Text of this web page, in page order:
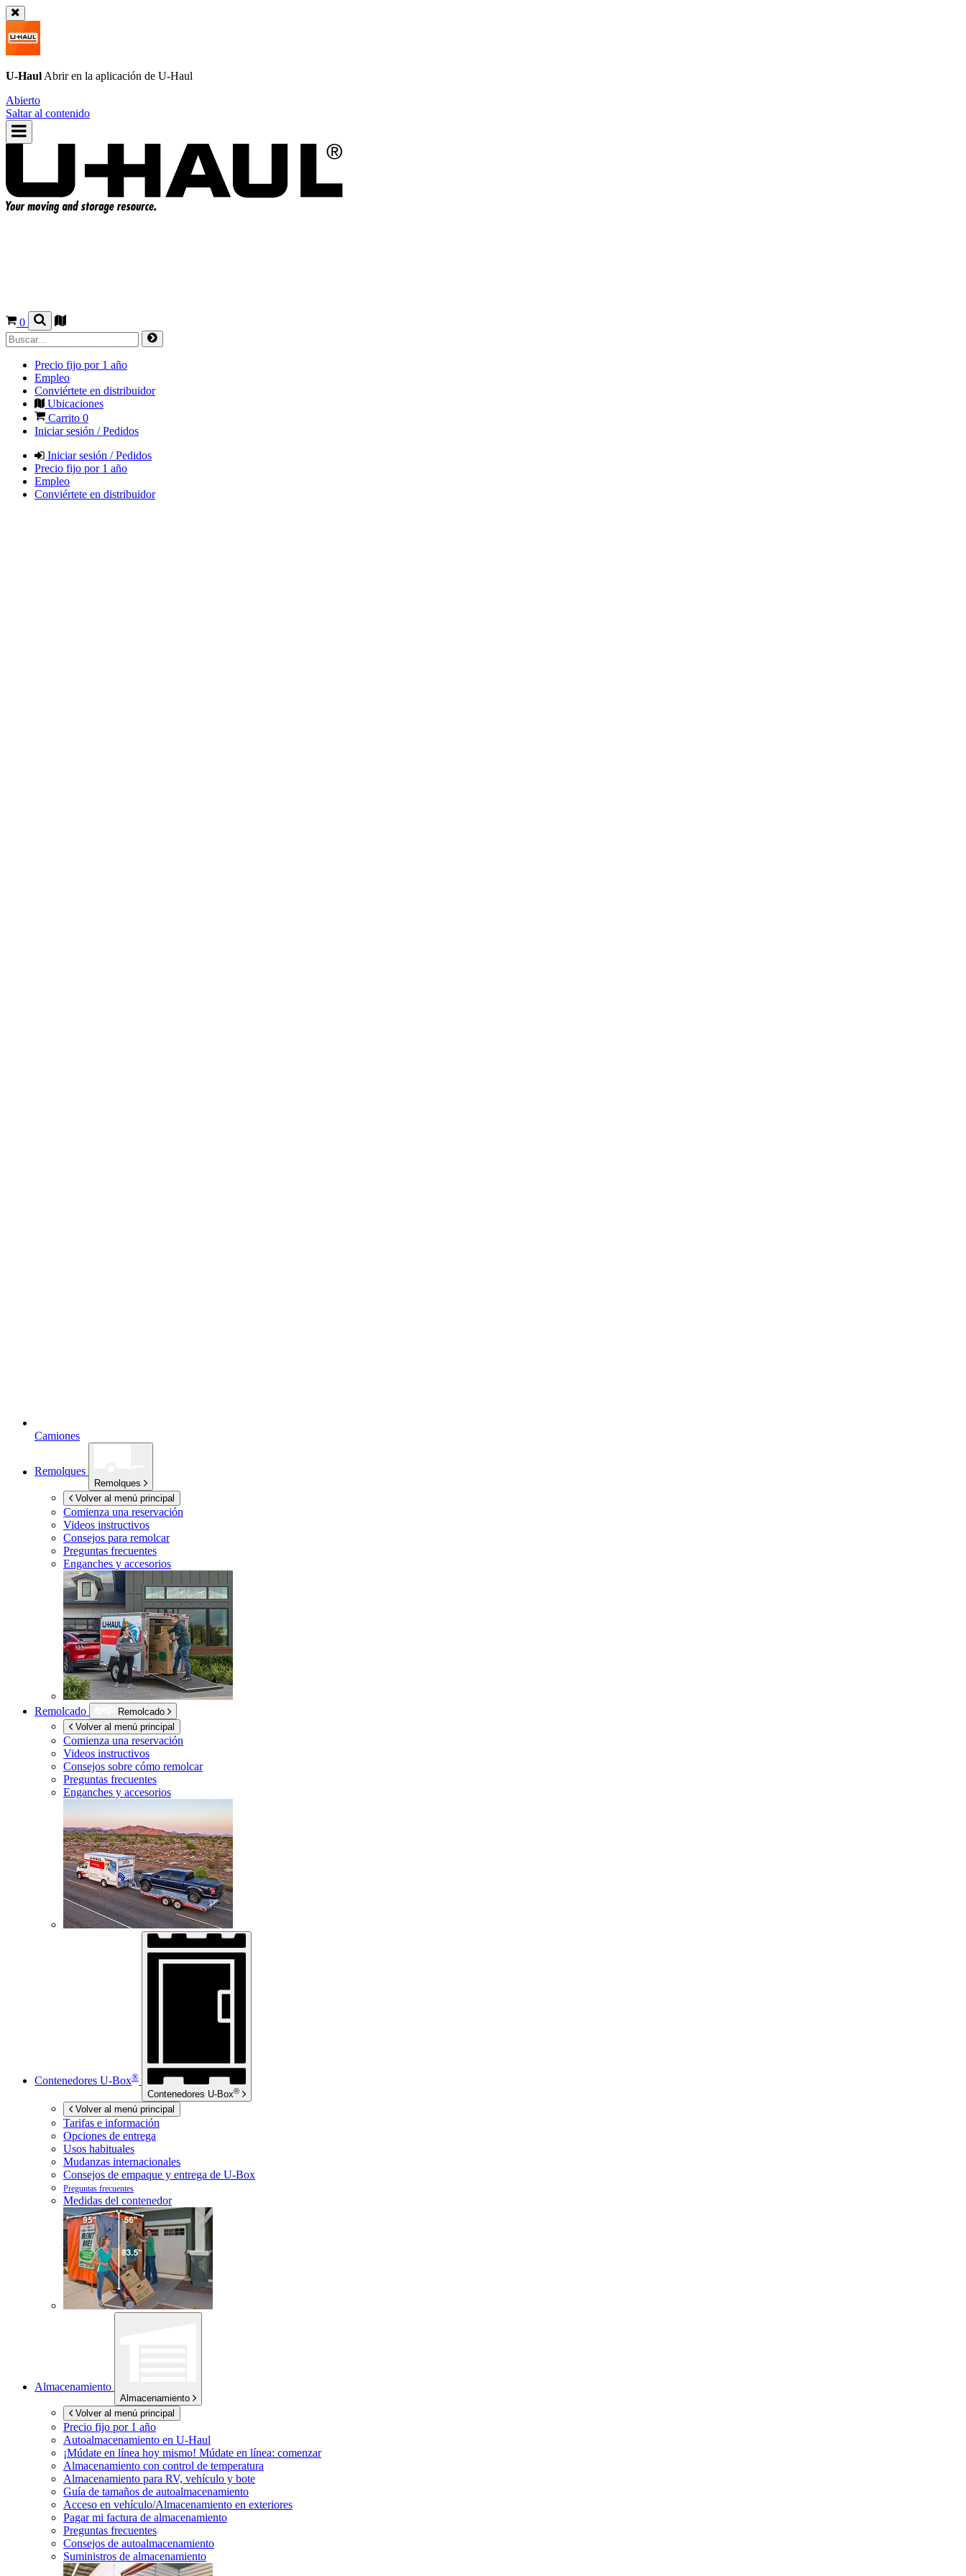
U-Haul Abrir en la aplicación de U-Haul
Abierto
Saltar al contenido
0
Precio fijo por 1 año
Empleo
Conviértete en distribuidor
Ubicaciones
Carrito 0
Iniciar sesión / Pedidos
Iniciar sesión / Pedidos
Precio fijo por 1 año
Empleo
Conviértete en distribuidor
Camiones
Remolques
Remolques
Volver al menú principal
Comienza una reservación
Videos instructivos
Consejos para remolcar
Preguntas frecuentes
Enganches y accesorios
Remolcado
Remolcado
Volver al menú principal
Comienza una reservación
Videos instructivos
Consejos sobre cómo remolcar
Preguntas frecuentes
Enganches y accesorios
Contenedores U-Box®
Contenedores U-Box®
Volver al menú principal
Tarifas e información
Opciones de entrega
Usos habituales
Mudanzas internacionales
Consejos de empaque y entrega de U-Box
Preguntas frecuentes
Medidas del contenedor
Almacenamiento
Almacenamiento
Volver al menú principal
Precio fijo por 1 año
Autoalmacenamiento en U-Haul
¡Múdate en línea hoy mismo! Múdate en línea: comenzar
Almacenamiento con control de temperatura
Almacenamiento para RV, vehículo y bote
Guía de tamaños de autoalmacenamiento
Acceso en vehículo/Almacenamiento en exteriores
Pagar mi factura de almacenamiento
Preguntas frecuentes
Consejos de autoalmacenamiento
Suministros de almacenamiento